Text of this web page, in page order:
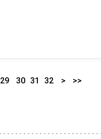
29 30 31 32 > >>